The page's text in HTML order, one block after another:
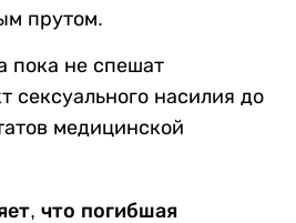
прутом.
пока не спешат
сексуального насилия до
медицинской
что погибшая